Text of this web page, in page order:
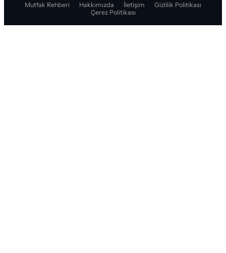
Mutfak Rehberi Hakkımızda İletişim
Gizlilik Politikası
Çerez Politikası